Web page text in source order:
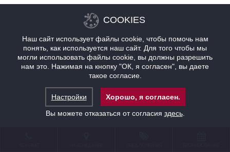
COOKIES
Наш сайт использует файлы cookie, чтобы помочь нам
понять, как используется наш сайт. Для того чтобы мы
могли использовать файлы cookie, вы должны разрешить
нам это. Нажимая на кнопку "ОК, я согласен", вы даете
такое согласие.
Настройки
Хорошо, я согласен.
Вы можете отказаться от согласия здесь.